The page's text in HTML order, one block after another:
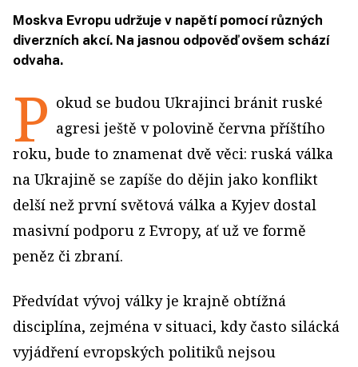
Moskva Evropu udržuje v napětí pomocí různých
diverzních akcí. Na jasnou odpověď ovšem schází
odvaha.
P okud se budou Ukrajinci bránit ruské
agresi ještě v polovině června příštího
roku, bude to znamenat dvě věci: ruská válka
na Ukrajině se zapíše do dějin jako konflikt
delší než první světová válka a Kyjev dostal
masivní podporu z Evropy, ať už ve formě
peněz či zbraní.
Předvídat vývoj války je krajně obtížná
disciplína, zejména v situaci, kdy často silácká
vyjádření evropských politiků nejsou